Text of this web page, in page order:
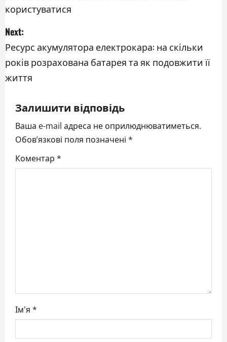
s
t
n
a
користуватися
Next:
Ресурс акумулятора електрокара: на скільки
років розрахована батарея та як подовжити її
життя
Залишити відповідь
Ваша e-mail адреса не оприлюднюватиметься.
Обов’язкові поля позначені *
Коментар *
Ім'я *